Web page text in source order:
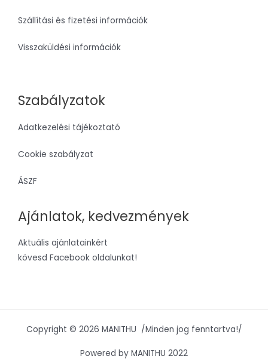
Szállítási és fizetési információk
Visszaküldési információk
Szabályzatok
Adatkezelési tájékoztató
Cookie szabályzat
ÁSZF
Ajánlatok, kedvezmények
Aktuális ajánlatainkért
kövesd Facebook oldalunkat!
Copyright © 2026 MANITHU /Minden jog fenntartva!/
Powered by MANITHU 2022